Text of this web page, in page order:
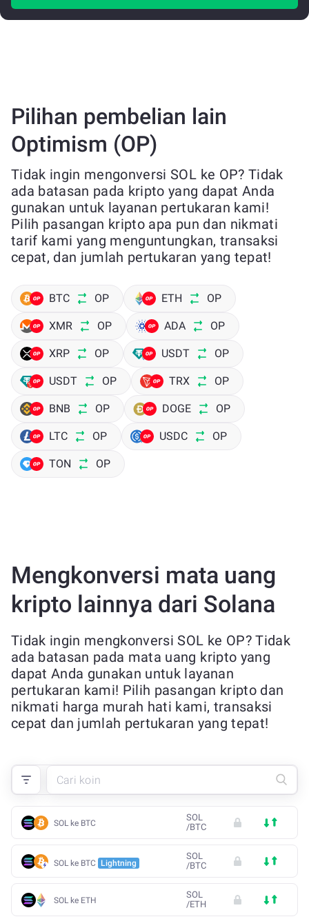
Pilihan pembelian lain
Optimism (OP)
Tidak ingin mengonversi SOL ke OP? Tidak
ada batasan pada kripto yang dapat Anda
gunakan untuk layanan pertukaran kami!
Pilih pasangan kripto apa pun dan nikmati
tarif kami yang menguntungkan, transaksi
cepat, dan jumlah pertukaran yang tepat!
BTC OP ETH OP
XMR OP ADA OP
XRP OP USDT OP
USDT OP TRX OP
BNB OP DOGE OP
LTC OP USDC OP
TON OP
Mengkonversi mata uang
kripto lainnya dari Solana
Tidak ingin mengkonversi SOL ke OP? Tidak
ada batasan pada mata uang kripto yang
dapat Anda gunakan untuk layanan
pertukaran kami! Pilih pasangan kripto dan
nikmati harga murah hati kami, transaksi
cepat dan jumlah pertukaran yang tepat!
SOL ke BTC
SOL
/BTC
SOL ke BTC Lightning
SOL
/BTC
SOL ke ETH
SOL
/ETH